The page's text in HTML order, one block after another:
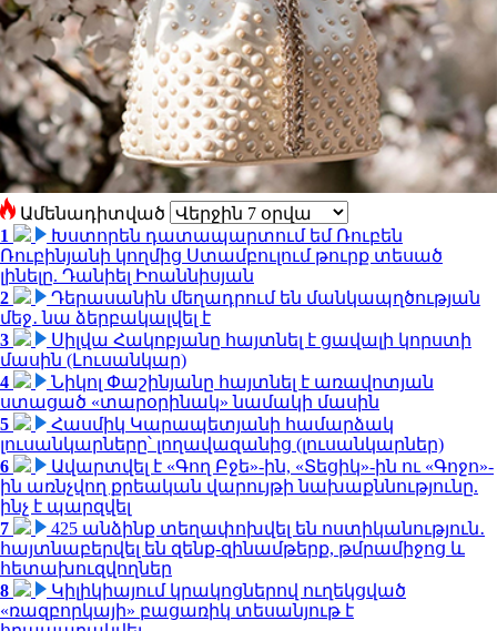
Ամենադիտված
1
Խստորեն դատապարտում եմ Ռուբեն
Ռուբինյանի կողմից Ստամբուլում թուրք տեսած
լինելը. Դանիել Իոաննիսյան
2
Դերասանին մեղադրում են մանկապղծության
մեջ․ նա ձերբակալվել է
3
Սիլվա Հակոբյանը հայտնել է ցավալի կորստի
մասին (Լուսանկար)
4
Նիկոլ Փաշինյանը հայտնել է առավոտյան
ստացած «տարօրինակ» նամակի մասին
5
Հասմիկ Կարապետյանի համարձակ
լուսանկարները՝ լողավազանից (լուսանկարներ)
6
Ավարտվել է «Գող Բջե»-ին, «Տեցիկ»-ին ու «Գոջո»-
ին առնչվող քրեական վարույթի նախաքննությունը.
ինչ է պարզվել
7
425 անձինք տեղափոխվել են ոստիկանություն․
հայտնաբերվել են զենք-զինամթերք, թմրամիջոց և
հետախուզվողներ
8
Կիլիկիայում կրակոցներով ուղեկցված
«ռազբորկայի» բացառիկ տեսանյութ է